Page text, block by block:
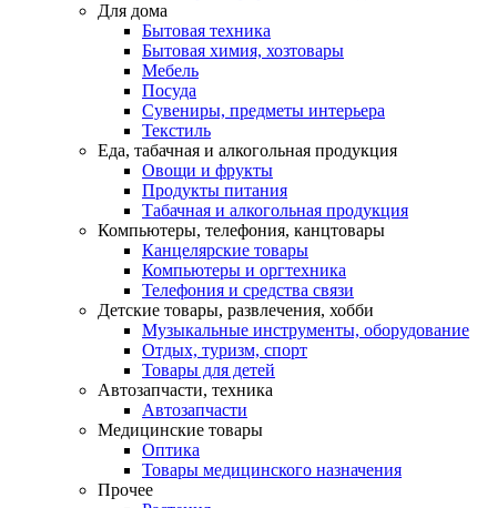
Для дома
Бытовая техника
Бытовая химия, хозтовары
Мебель
Посуда
Сувениры, предметы интерьера
Текстиль
Еда, табачная и алкогольная продукция
Овощи и фрукты
Продукты питания
Табачная и алкогольная продукция
Компьютеры, телефония, канцтовары
Канцелярские товары
Компьютеры и оргтехника
Телефония и средства связи
Детские товары, развлечения, хобби
Музыкальные инструменты, оборудование
Отдых, туризм, спорт
Товары для детей
Автозапчасти, техника
Автозапчасти
Медицинские товары
Оптика
Товары медицинского назначения
Прочее